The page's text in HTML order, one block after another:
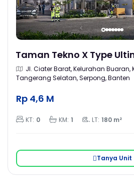
Taman Tekno X Type
Jl. Ciater Barat, Kelurahan
Tangerang Selatan, Serpong, Banten
Rp 4,6 M
KT: 0 KM: 1 LT: 180 m²
Tanya Unit